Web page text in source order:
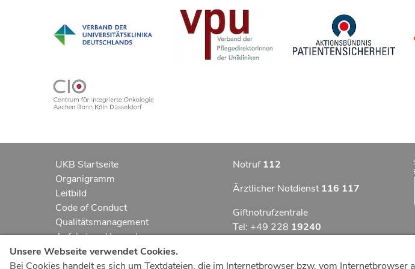
UKB Startseite
Organigramm
Leitbild
Code of Conduct
Qualitätsmanagement
Anfahrt und Lageplan
Erklärung zur Barrierefreiheit
Datenschutzerklärung
Notruf 112
Ärztlicher Notdienst 116 117
Giftnotrufzentrale
Tel: +49 228 19240
Unsere Webseite verwendet Cookies.
Bei Cookies handelt es sich um Textdateien, die im Internetbrowser bzw. vom